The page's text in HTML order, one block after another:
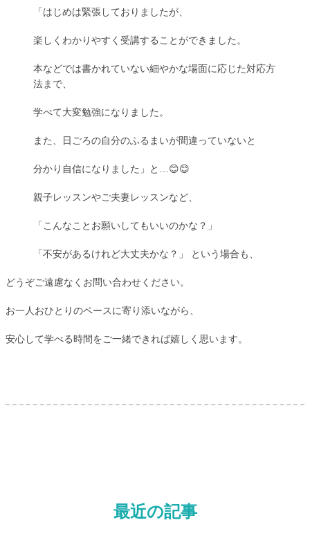
「はじめは緊張しておりましたが、
楽しくわかりやすく受講することができました。
本などでは書かれていない細やかな場面に応じた対応方
法まで、
学べて大変勉強になりました。
また、日ごろの自分のふるまいが間違っていないと
分かり自信になりました」と…😊😊
親子レッスンやご夫妻レッスンなど、
「こんなことお願いしてもいいのかな？」
「不安があるけれど大丈夫かな？」 という場合も、
どうぞご遠慮なくお問い合わせください。
お一人おひとりのペースに寄り添いながら、
安心して学べる時間をご一緒できれば嬉しく思います。
最近の記事